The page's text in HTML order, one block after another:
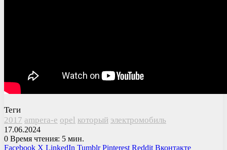
Теги
2017 ampera-e opel который электромобиль
17.06.2024
0 Время чтения: 5 мин.
Facebook X LinkedIn Tumblr Pinterest Reddit Вконтакте